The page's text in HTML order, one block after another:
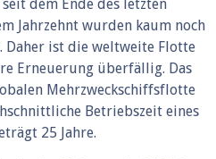
dem Ende des letzten
Jahrzehnt wurden kaum noch
Daher ist die weltweite Flotte
Erneuerung überfällig. Das
Mehrzweckschiffsflotte
Betriebszeit eines
25 Jahre.